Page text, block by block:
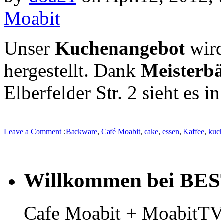
Moabit
Unser Kuchenangebot
hergestellt. Dank
Elberfelder Str. 2 sieht es
Leave a Comment :Backware, Café Moabit, cake, essen, Kaffee,
Willkommen bei
Cafe Moabit +